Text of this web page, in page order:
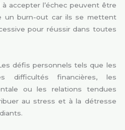
accepter l’échec peuvent être
un burn-out car ils se mettent
pour réussir dans toutes
défis personnels tels que les
difficultés financières, les
ou les relations tendues
au stress et à la détresse